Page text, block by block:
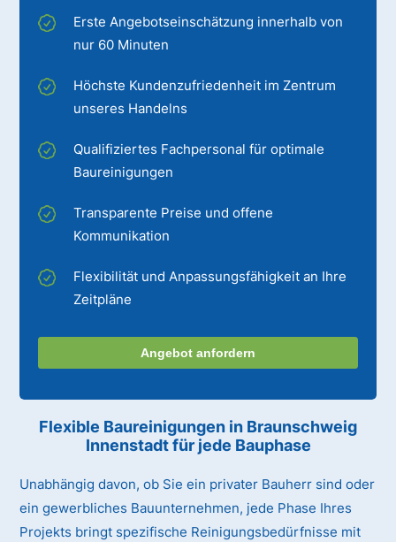
Erste Angebotseinschätzung innerhalb von
nur 60 Minuten
Höchste Kundenzufriedenheit im Zentrum
unseres Handelns
Qualifiziertes Fachpersonal für optimale
Baureinigungen
Transparente Preise und offene
Kommunikation
Flexibilität und Anpassungsfähigkeit an Ihre
Zeitpläne
Angebot anfordern
Flexible Baureinigungen in Braunschweig
Innenstadtfür jede Bauphase
Unabhängig davon, ob Sie ein privater Bauherr sind oder
ein gewerbliches Bauunternehmen, jede Phase Ihres
Projekts bringt spezifische Reinigungsbedürfnisse mit